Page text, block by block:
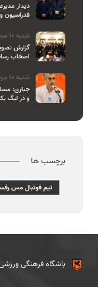
دیدار
فدراسیون
شنبه 10 مرداد 1405 10:18
گزارش
اصحاب
شنبه 10 مرداد 1405 08:39
جباری:
و در لیگ
برچسب ها
تیم فوتبال مس
باشگاه فرهنگی